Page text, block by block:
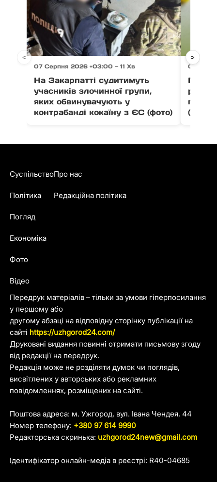
07 Серпня 2026 +03:00 — 11 Хв
На Закарпатті судитимуть
учасників злочинної групи,
яких обвинувачують у
контрабанді кокаїну з ЄС (фото)
07
< >
Передрук матеріалів – тільки за умови гіперпосилання
у першому або
другому абзаці на відповідну сторінку публікації на
сайті https://uzhgorod24.com/
Друковані видання повинні отримати письмову згоду
від редакції на передрук.
Редакція може не розділяти думок чи поглядів,
висвітлених у авторських або рекламних
повідомленнях, розміщених на сайті.
Поштова адреса: м. Ужгород, вул. Івана Чендея, 44
Номер телефону: +380 97 614 9990
Редакторська скринька: uzhgorod24new@gmail.com
Ідентифікатор онлайн-медіа в реєстрі: R40-04685
Суспільство
Політика
Погляд
Економіка
Фото
Відео
Про нас
Редакційна політика